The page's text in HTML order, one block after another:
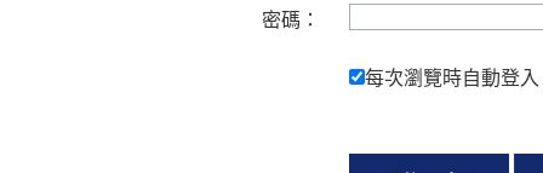
密碼：
每次瀏覽時自動登入